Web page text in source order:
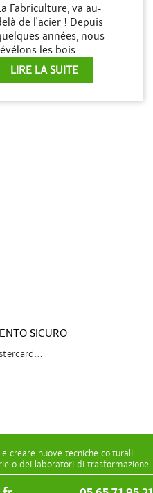
Fabriculture, va au-
de l'acier ! Depuis
années, nous
les bois...
LIRE LA SUITE
SICURO
creare nuove tecniche colturali,
o dei laboratori di trasformazione.